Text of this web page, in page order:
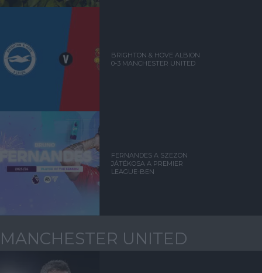
BRIGHTON & HOVE ALBION
0-3 MANCHESTER UNITED
FERNANDES A SZEZON
JÁTÉKOSA A PREMIER
LEAGUE-BEN
MANCHESTER UNITED